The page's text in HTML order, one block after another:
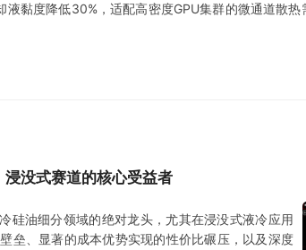
黏度降低30%，适配高密度GPU集群的微通道散热
没式赛道的核心受益者
硅油细分领域的绝对龙头，尤其在浸没式液冷应用
垒、显著的成本优势实现的性价比碾压，以及深度